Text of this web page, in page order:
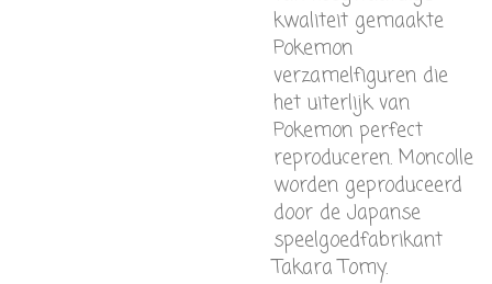
kwaliteit gemaakte
Pokemon
verzamelfiguren die
het uiterlijk van
Pokemon perfect
reproduceren. Moncolle
worden geproduceerd
door de Japanse
speelgoedfabrikant
Takara Tomy.